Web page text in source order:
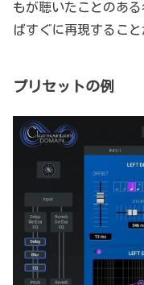
もが聴いたことのあ
ばすぐに再現すること
プリセットの例